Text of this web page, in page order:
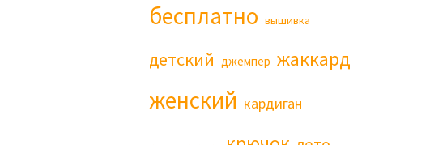
бесплатно вышивка
детский джемпер жаккард
женский кардиган